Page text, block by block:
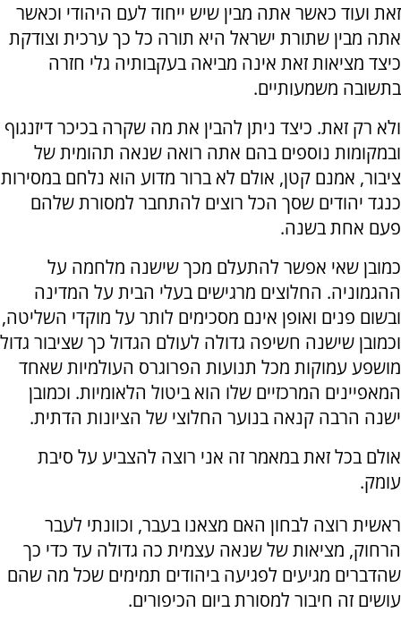
זאת ועוד כאשר אתה מבין שיש ייחוד לעם היהודי וכאשר
אתה מבין שתורת ישראל היא תורה כל כך ערכית וצודקת
כיצד מציאות זאת אינה מביאה בעקבותיה גלי חזרה
בתשובה משמעותיים.
ולא רק זאת. כיצד ניתן להבין את מה שקרה בכיכר דיזנגוף
ובמקומות נוספים בהם אתה רואה שנאה תהומית של
ציבור, אמנם קטן, אולם לא ברור מדוע הוא נלחם במסירות
כנגד יהודים שסך הכל רוצים להתחבר למסורת שלהם
פעם אחת בשנה.
כמובן שאי אפשר להתעלם מכך שישנה מלחמה על
ההגמוניה. החלוצים מרגישים בעלי הבית על המדינה
ובשום פנים ואופן אינם מסכימים לותר על מוקדי השליטה,
וכמובן שישנה חשיפה גדולה לעולם הגדול כך שציבור גדול
מושפע עמוקות מכל תנועות הפרוגרס העולמיות שאחד
המאפיינים המרכזיים שלו הוא ביטול הלאומיות. וכמובן
ישנה הרבה קנאה בנוער החלוצי של הציונות הדתית.
אולם בכל זאת במאמר זה אני רוצה להצביע על סיבת
עומק.
ראשית רוצה לבחון האם מצאנו בעבר, וכוונתי לעבר
הרחוק, מציאות של שנאה עצמית כה גדולה עד כדי כך
שהדברים מגיעים לפגיעה ביהודים תמימים שכל מה שהם
עושים זה חיבור למסורת ביום הכיפורים.